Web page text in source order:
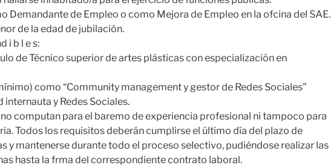
Demandante de Empleo o como Mejora de Empleo en la ofcina del SAE.
de la edad de jubilación.
i b l e s:
de Técnico superior de artes plásticas con especialización en
como “Community management y gestor de Redes Sociales”
y Redes Sociales.
computan para el baremo de experiencia profesional ni tampoco para
Todos los requisitos deberán cumplirse el último día del plazo de
y mantenerse durante todo el proceso selectivo, pudiéndose realizar las
hasta la frma del correspondiente contrato laboral.